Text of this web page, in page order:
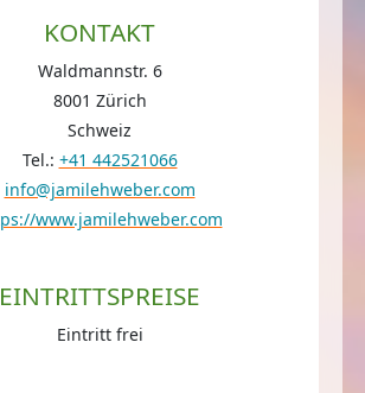
KONTAKT
Waldmannstr. 6
8001 Zürich
Schweiz
Tel.: +41 442521066
info@jamilehweber.com
www.jamilehweber.com
EINTRITTSPREISE
Eintritt frei